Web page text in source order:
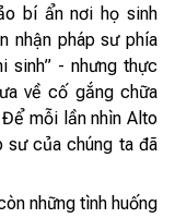
bí ẩn nơi họ sinh
nhận pháp sư phía
sinh” - nhưng thực
về cố gắng chữa
mỗi lần nhìn Alto
sư của chúng ta đã
những tình huống